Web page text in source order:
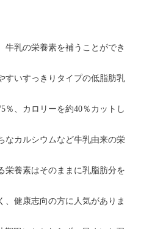
牛乳の栄養素を補うことができ
すいすっきりタイプの低脂肪乳
％、カロリーを約40％カットし
なカルシウムなど牛乳由来の栄
栄養素はそのままに乳脂肪分を
、健康志向の方に人気がありま